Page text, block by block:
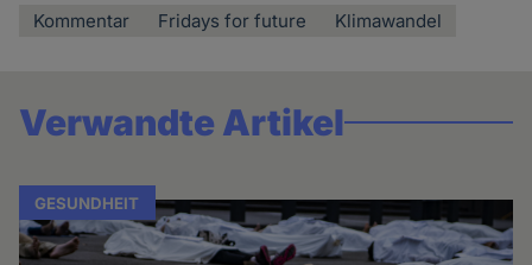
Kommentar Fridays for future Klimawandel
Verwandte Artikel
GESUNDHEIT